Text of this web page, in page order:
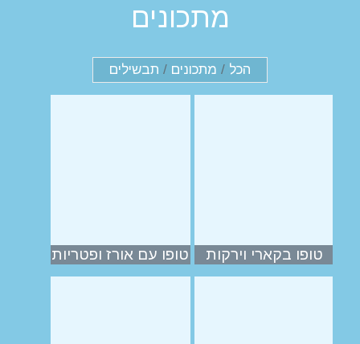
מתכונים
הכל / מתכונים / תבשילים
טופו בקארי וירקות טופו עם אורז ופטריות